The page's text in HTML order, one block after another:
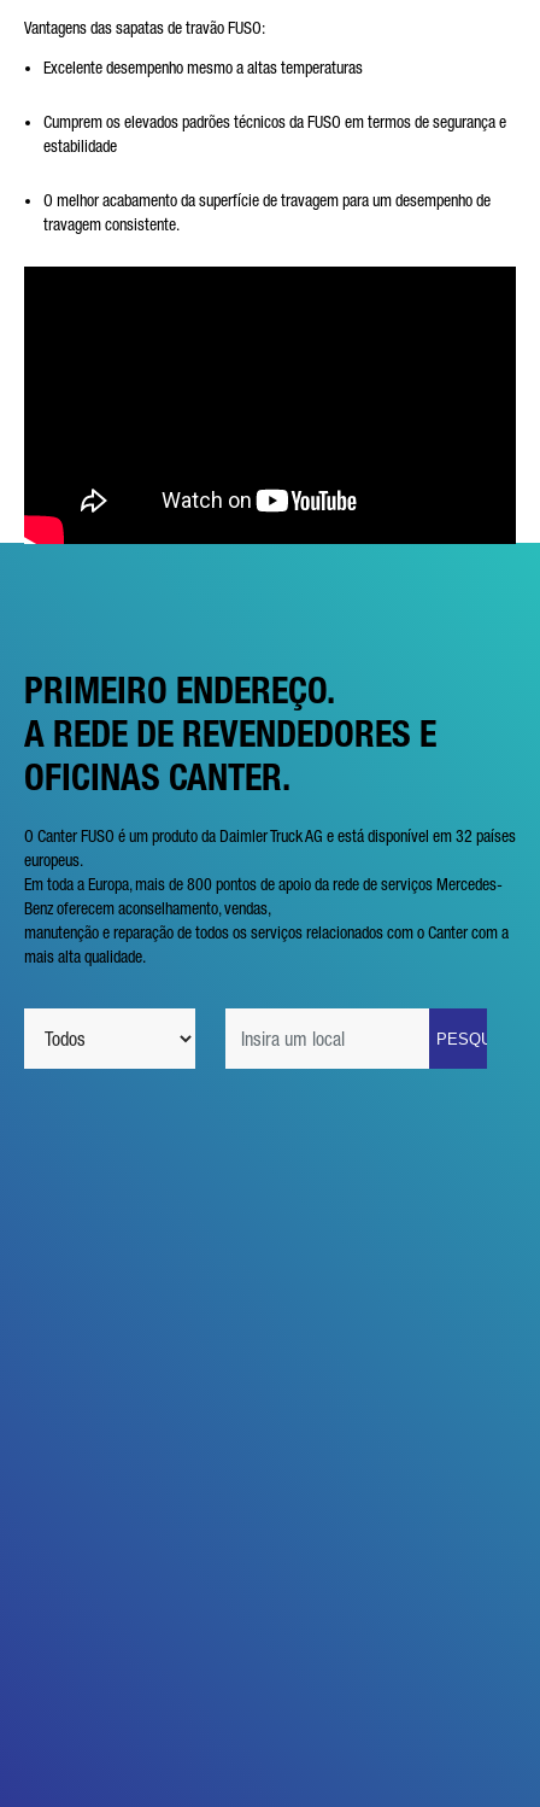
Vantagens das sapatas de travão FUSO:
Excelente desempenho mesmo a altas temperaturas
Cumprem os elevados padrões técnicos da FUSO em termos de segurança e
estabilidade
O melhor acabamento da superfície de travagem para um desempenho de
travagem consistente.
PRIMEIRO ENDEREÇO.
A REDE DE REVENDEDORES E
OFICINAS CANTER.
O Canter FUSO é um produto da Daimler Truck AG e está disponível em 32 países
europeus.
Em toda a Europa, mais de 800 pontos de apoio da rede de serviços Mercedes-
Benz oferecem aconselhamento, vendas,
manutenção e reparação de todos os serviços relacionados com o Canter com a
mais alta qualidade.